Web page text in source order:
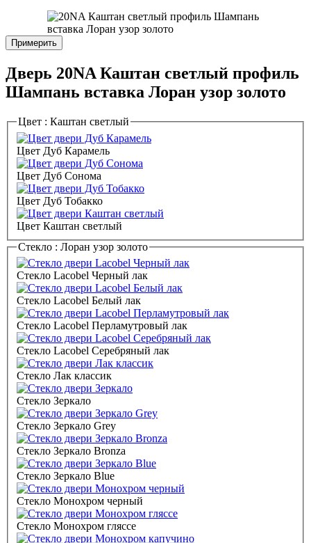
Примерить
Дверь 20NA Каштан светлый профиль
Шампань вставка Лоран узор золото
Цвет : Каштан светлый
Цвет Дуб Карамель
Цвет Дуб Сонома
Цвет Дуб Тобакко
Цвет Каштан светлый
Стекло : Лоран узор золото
Стекло Lacobel Черный лак
Стекло Lacobel Белый лак
Стекло Lacobel Перламутровый лак
Стекло Lacobel Серебряный лак
Стекло Лак классик
Стекло Зеркало
Стекло Зеркало Grey
Стекло Зеркало Bronza
Стекло Зеркало Blue
Стекло Монохром черный
Стекло Монохром гляссе